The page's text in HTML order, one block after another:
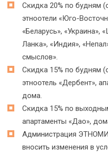
Скидка 20% по будням
этноотели «Юго-
«Беларусь», «Украина»,
Ланка», «Индия»,
смыслов».
Скидка 15% по будням
этноотель «Дербент»,
дома.
Скидка 15% по
апартаменты «Дао»,
Администрация
вносить изменения в